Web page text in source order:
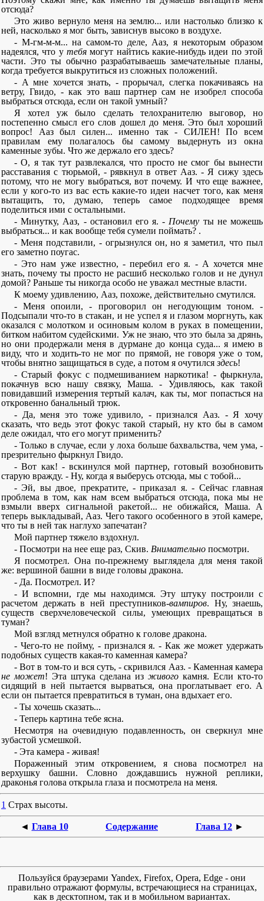
отсюда?
Это живо вернуло меня на землю... или настолько близко к
ней, насколько я мог быть, зависнув высоко в воздухе.
- М-гм-м-м... на самом-то деле, Ааз, я некоторым образом
надеялся, что у тебя могут найтись какие-нибудь идеи по этой
части. Это ты обычно разрабатываешь замечательные планы,
когда требуется выкрутиться из сложных положений.
- А мне хочется знать, - прорычал, слегка покачиваясь на
ветру, Гвидо, - как это ваш партнер сам не изобрел способа
выбраться отсюда, если он такой умный?
Я хотел уж было сделать телохранителю выговор, но
постепенно смысл его слов дошел до меня. Это был хороший
вопрос! Ааз был силен... именно так - СИЛЕН! По всем
правилам ему полагалось бы самому выдернуть из окна
каменные зубы. Что же держало его здесь?
- О, я так тут развлекался, что просто не смог бы вынести
расставания с тюрьмой, - рявкнул в ответ Ааз. - Я сижу здесь
потому, что не могу выбраться, вот почему. И что еще важнее,
если у кого-то из вас есть какие-то идеи насчет того, как меня
вытащить, то, думаю, теперь самое подходящее время
поделиться ими с остальными.
- Минутку, Ааз, - остановил его я. - Почему ты не можешь
выбраться... и как вообще тебя сумели поймать? .
- Меня подставили, - огрызнулся он, но я заметил, что пыл
его заметно поугас.
- Это нам уже известно, - перебил его я. - А хочется мне
знать, почему ты просто не расшиб несколько голов и не дунул
домой? Раньше ты никогда особо не уважал местные власти.
К моему удивлению, Ааз, похоже, действительно смутился.
- Меня опоили, - проговорил он негодующим тоном. -
Подсыпали что-то в стакан, и не успел я и глазом моргнуть, как
оказался с молотком и осиновым колом в руках в помещении,
битком набитом судейскими. Уж не знаю, что это была за дрянь,
но они продержали меня в дурмане до конца суда... я имею в
виду, что и ходить-то не мог по прямой, не говоря уже о том,
чтобы внятно защищаться в суде, а потом я очутилсяздесь!
- Старый фокус с подмешиванием наркотика! - фыркнула,
покачнув всю нашу связку, Маша. - Удивляюсь, как такой
повидавший измерения тертый калач, как ты, мог попасться на
откровенно банальный трюк.
- Да, меня это тоже удивило, - признался Ааз. - Я хочу
сказать, что ведь этот фокус такой старый, ну кто бы в самом
деле ожидал, что его могут применить?
- Только в случае, если у лоха больше бахвальства, чем ума, -
презрительно фыркнул Гвидо.
- Вот как! - вскинулся мой партнер, готовый возобновить
старую вражду. - Ну, когда я выберусь отсюда, мы с тобой...
- Эй, вы двое, прекратите, - приказал я. - Сейчас главная
проблема в том, как нам всем выбраться отсюда, пока мы не
взмыли вверх сигнальной ракетой... не обижайся, Маша. А
теперь выкладывай, Ааз. Чего такого особенного в этой камере,
что ты в ней так наглухо запечатан?
Мой партнер тяжело вздохнул.
- Посмотри на нее еще раз, Скив. Внимательно посмотри.
Я посмотрел. Она по-прежнему выглядела для меня такой
же: вершиной башни в виде головы дракона.
- Да. Посмотрел. И?
- И вспомни, где мы находимся. Эту штуку построили с
расчетом держать в ней преступников-вампиров. Ну, знаешь,
существ сверхчеловеческой силы, умеющих превращаться в
туман?
Мой взгляд метнулся обратно к голове дракона.
- Чего-то не пойму, - признался я. - Как же может удержать
подобных существ какая-то каменная камера?
- Вот в том-то и вся суть, - скривился Ааз. - Каменная камера
не может! Эта штука сделана из живого камня. Если кто-то
сидящий в ней пытается вырваться, она проглатывает его. А
если он пытается превратиться в туман, она вдыхает его.
- Ты хочешь сказать...
- Теперь картина тебе ясна.
Несмотря на очевидную подавленность, он сверкнул мне
зубастой усмешкой.
- Эта камера - живая!
Пораженный этим откровением, я снова посмотрел на
верхушку башни. Словно дождавшись нужной реплики,
драконья голова открыла глаза и посмотрела на меня.
1 Страх высоты.
◄ Глава 10 Содержание Глава 12 ►
Пользуйся браузерами Yandex, Firefox, Opera, Edge - они
правильно отражают формулы, встречающиеся на страницах,
как в десктопном, так и в мобильном вариантах.